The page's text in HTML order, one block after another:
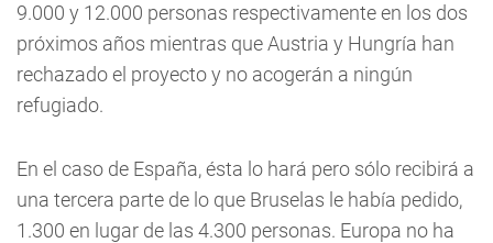
9.000 y 12.000 personas respectivamente en los dos
próximos años mientras que Austria y Hungría han
rechazado el proyecto y no acogerán a ningún
refugiado.
En el caso de España, ésta lo hará pero sólo recibirá a
una tercera parte de lo que Bruselas le había pedido,
1.300 en lugar de las 4.300 personas. Europa no ha